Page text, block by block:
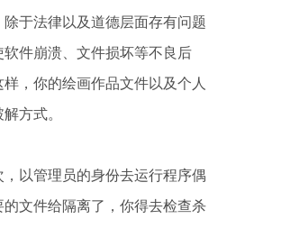
于法律以及道德层面存有问题
件崩溃、文件损坏等不良后
，你的绘画作品文件以及个人
方式。
以管理员的身份去运行程序偶
文件给隔离了，你得去检查杀